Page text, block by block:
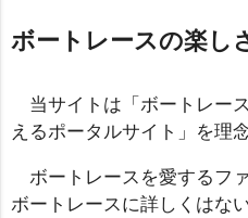
ボートレースの楽し
当サイトは「ボートレー
えるポータルサイト」を理
ボートレースを愛するフ
ボートレースに詳しくはな